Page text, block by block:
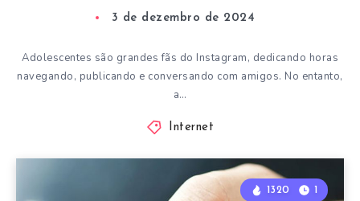
3 de dezembro de 2024
Adolescentes são grandes fãs do Instagram, dedicando horas
navegando, publicando e conversando com amigos. No entanto,
a…
Internet
1320 1